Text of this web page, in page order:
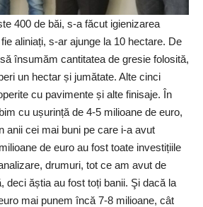
400 de băi, s-a făcut igienizarea
aliniați, s-ar ajunge la 10 hectare. De
însumăm cantitatea de gresie folosită,
un hectar și jumătate. Alte cinci
cu pavimente și alte finisaje. În
cu ușurință de 4-5 milioane de euro,
anii cei mai buni pe care i-a avut
de euro au fost toate investițiile
drumuri, tot ce am avut de
deci ăștia au fost toți banii. Şi dacă la
mai punem încă 7-8 milioane, cât